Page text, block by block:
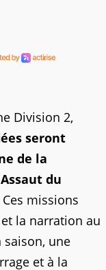
Division 2,
seront
de la
du
Ces missions
la narration au
saison, une
et à la